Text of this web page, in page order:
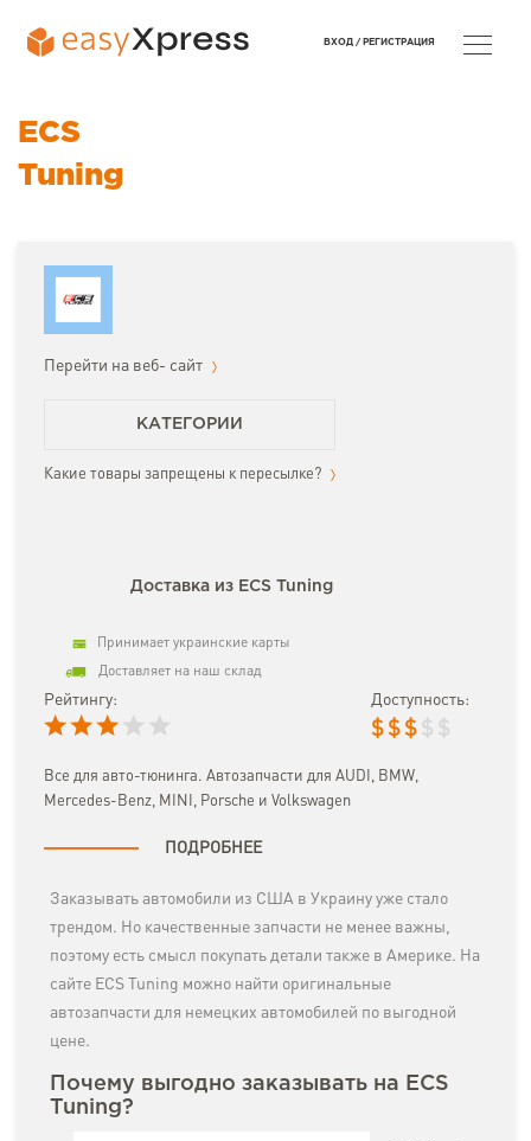
ECS
Tuning
Перейти на веб- сайт
КАТЕГОРИИ
Какие товары запрещены к пересылке?
Доставка из ECS Tuning
Принимает украинские карты
Доставляет на наш склад
Рейтингу: Доступность:
$ $ $ $ $
Все для авто-тюнинга. Автозапчасти для AUDI, BMW,
Mercedes-Benz, MINI, Porsche и Volkswagen
ПОДРОБНЕЕ
Заказывать автомобили из США в Украину уже стало
трендом. Но качественные запчасти не менее важны,
поэтому есть смысл покупать детали также в Америке. На
сайте ECS Tuning можно найти оригинальные
автозапчасти для немецких автомобилей по выгодной
цене.
Почему выгодно заказывать на ECS
Tuning?
ВХОД / РЕГИСТРАЦИЯ